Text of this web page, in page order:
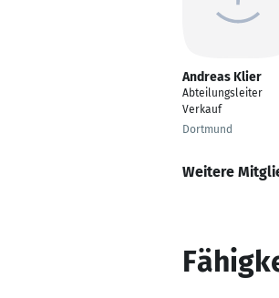
Andreas Klier
Abteilungsleiter
Verkauf
Dortmund
Weitere